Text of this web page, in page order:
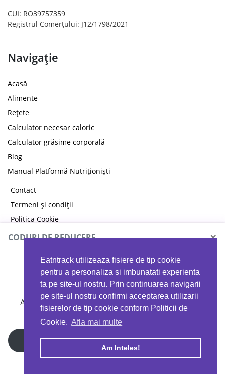
Eatntrack utilizeaza fisiere de tip cookie
pentru a personaliza si imbunatati experienta
ta pe site-ul nostru. Prin continuarea navigarii
pe site-ul nostru confirmi acceptarea utilizarii
fisierelor de tip cookie conform Politicii de
Cookie. Afla mai multe
Am Inteles!
CUI: RO39757359
Registrul Comerțului: J12/1798/2021
Navigație
Acasă
Alimente
Rețete
Calculator necesar caloric
Calculator grăsime corporală
Blog
Manual Platformă Nutriționiști
Contact
Termeni și condiții
Politica Cookie
Politica de confidențialitate
Copyright © 2026 EAT & TRACK S.R.L
CODURI DE REDUCERE ×
MYPROTEIN
Ai 40%reducere la orice comandă folosind codul
EATTRACK
Profită acum